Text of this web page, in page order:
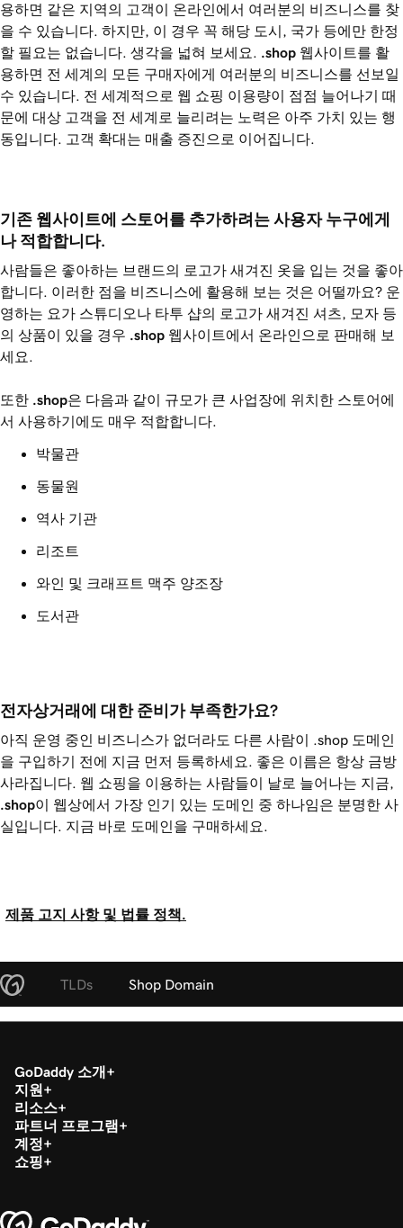
용하면 같은 지역의 고객이 온라인에서 여러분의 비즈니스를 찾
을 수 있습니다. 하지만, 이 경우 꼭 해당 도시, 국가 등에만 한정
할 필요는 없습니다. 생각을 넓혀 보세요.
.shop 웹사이트를 활
용하면 전 세계의 모든 구매자에게 여러분의 비즈니스를 선보일
수 있습니다. 전 세계적으로 웹 쇼핑 이용량이 점점 늘어나기 때
문에 대상 고객을 전 세계로 늘리려는 노력은 아주 가치 있는 행
동입니다. 고객 확대는 매출 증진으로 이어집니다.
기존 웹사이트에 스토어를 추가하려는 사용자 누구에게
나 적합합니다.
사람들은 좋아하는 브랜드의 로고가 새겨진 옷을 입는 것을 좋아
합니다. 이러한 점을 비즈니스에 활용해 보는 것은 어떨까요? 운
영하는 요가 스튜디오나 타투 샵의 로고가 새겨진 셔츠, 모자 등
의 상품이 있을 경우 .shop 웹사이트에서 온라인으로 판매해 보
세요.
또한 .shop은 다음과 같이 규모가 큰 사업장에 위치한 스토어에
서 사용하기에도 매우 적합합니다.
박물관
동물원
역사 기관
리조트
와인 및 크래프트 맥주 양조장
도서관
전자상거래에 대한 준비가 부족한가요?
아직 운영 중인 비즈니스가 없더라도 다른 사람이 .shop 도메인
을 구입하기 전에 지금 먼저 등록하세요. 좋은 이름은 항상 금방
사라집니다. 웹 쇼핑을 이용하는 사람들이 날로 늘어나는 지금,
.shop이 웹상에서 가장 인기 있는 도메인 중 하나임은 분명한 사
실입니다. 지금 바로 도메인을 구매하세요.
제품 고지 사항 및 법률 정책.
TLDs Shop Domain
GoDaddy 소개
지원
리소스
파트너 프로그램
계정
쇼핑